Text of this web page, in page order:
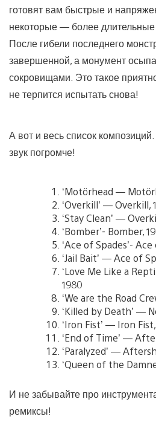
готовят вам быстрые и
некоторые — более
После гибели последнего
завершенной, а монумент
сокровищами. Это такое
не терпится испытать снова!
А вот и весь список
звук погромче!
‘Motörhead —
‘Overkill’ — Overkill,
‘Stay Clean’ —
‘Bomber’- Bomber,
‘Ace of Spades’-
‘Jail Bait’ — Ace of
‘Love Me Like a
1980
‘We are the Road
‘Killed by Death’ —
‘Iron Fist’ — Iron Fist,
‘End of Time’ —
‘Paralyzed’ —
‘Queen of the
И не забывайте про
ремиксы!